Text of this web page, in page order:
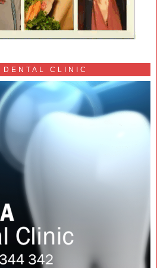
DENTAL CLINIC